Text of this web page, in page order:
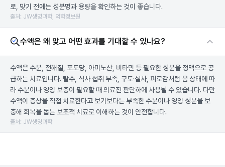
로, 맞기 전에는 성분명과 용량을 확인하는 것이 좋습니다.
출처: JW생명과학, 약학정보원
수액은 왜 맞고 어떤 효과를 기대할 수 있나요?
수액은 수분, 전해질, 포도당, 아미노산, 비타민 등 필요한 성분을 정맥으로 공
급하는 치료입니다. 탈수, 식사 섭취 부족, 구토·설사, 피로감처럼 몸 상태에 따
라 수분이나 영양 보충이 필요할 때 의료진 판단하에 사용될 수 있습니다. 다만
수액이 증상을 직접 치료한다고 보기보다는 부족한 수분이나 영양 성분을 보
충해 회복을 돕는 보조적 치료로 이해하는 것이 안전합니다.
출처: JW생명과학